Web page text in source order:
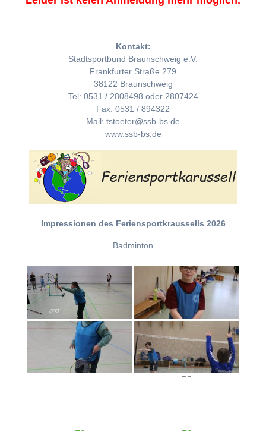
Kontakt:
Stadtsportbund Braunschweig e.V.
Frankfurter Straße 279
38122 Braunschweig
Tel: 0531 / 2808498 oder 2807424
Fax: 0531 / 894322
Mail: tstoeter@ssb-bs.de
www.ssb-bs.de
Impressionen des Feriensportkraussells 2026
Badminton